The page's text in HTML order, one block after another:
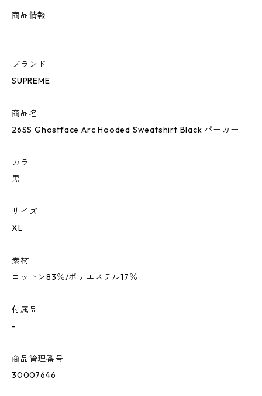
商品情報
ブランド
SUPREME
商品名
26SS Ghostface Arc Hooded Sweatshirt Black パーカー
カラー
黒
サイズ
XL
素材
コットン83％/ポリエステル17％
付属品
-
商品管理番号
30007646